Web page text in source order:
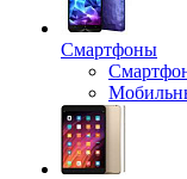
Смартфоны